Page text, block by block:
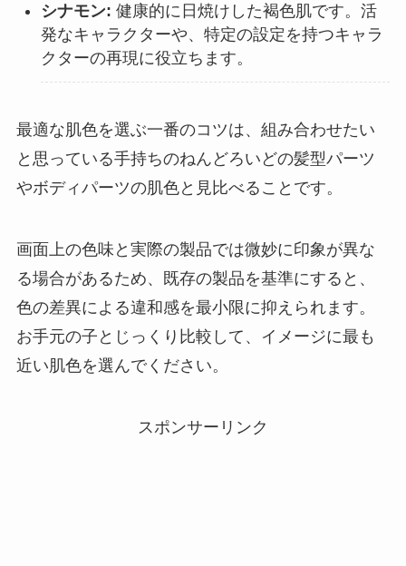
シナモン: 健康的に日焼けした褐色肌です。活
発なキャラクターや、特定の設定を持つキャラ
クターの再現に役立ちます。
最適な肌色を選ぶ一番のコツは、組み合わせたい
と思っている手持ちのねんどろいどの髪型パーツ
やボディパーツの肌色と見比べることです。
画面上の色味と実際の製品では微妙に印象が異な
る場合があるため、既存の製品を基準にすると、
色の差異による違和感を最小限に抑えられます。
お手元の子とじっくり比較して、イメージに最も
近い肌色を選んでください。
スポンサーリンク